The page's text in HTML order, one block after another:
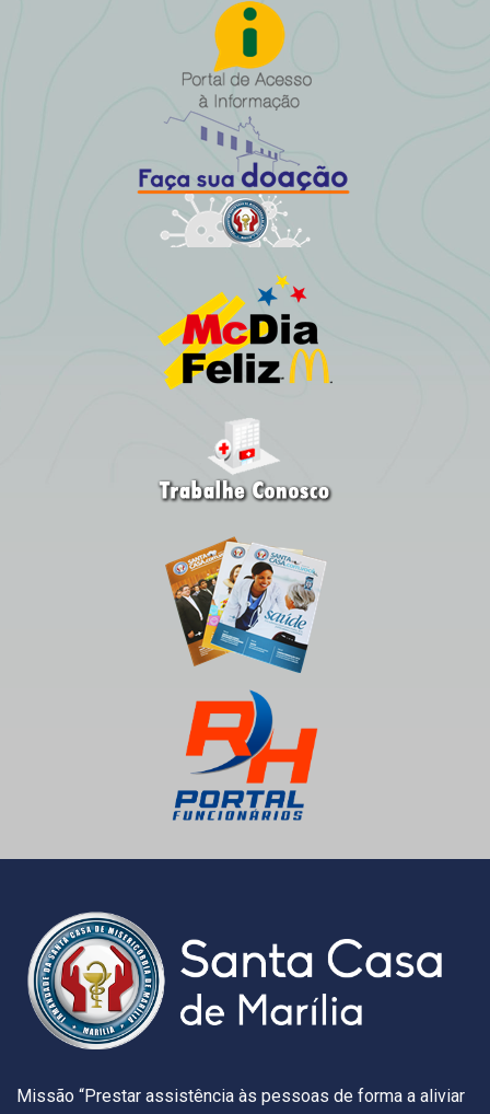
Missão “Prestar assistência às pessoas de forma a aliviar